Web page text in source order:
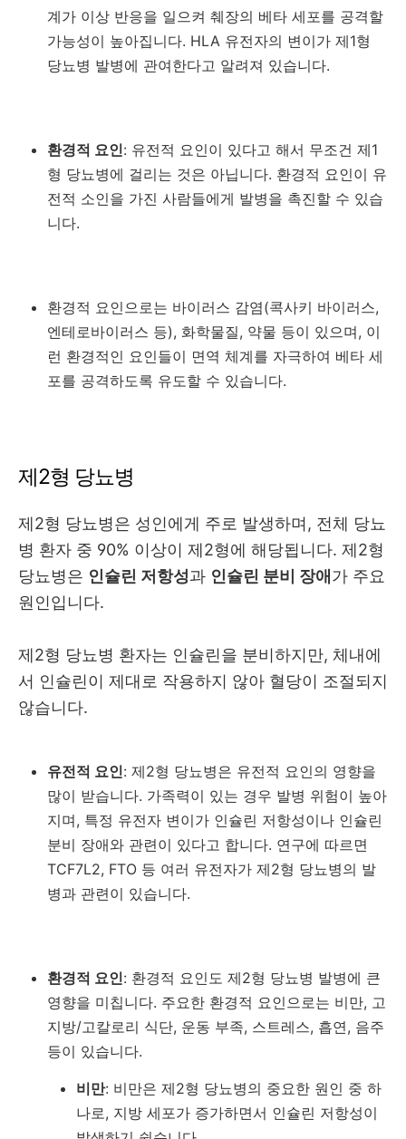
계가 이상 반응을 일으켜 췌장의 베타 세포를 공격할
가능성이 높아집니다. HLA 유전자의 변이가 제1형
당뇨병 발병에 관여한다고 알려져 있습니다.
환경적 요인: 유전적 요인이 있다고 해서 무조건 제1
형 당뇨병에 걸리는 것은 아닙니다. 환경적 요인이 유
전적 소인을 가진 사람들에게 발병을 촉진할 수 있습
니다.
환경적 요인으로는 바이러스 감염(콕사키 바이러스,
엔테로바이러스 등), 화학물질, 약물 등이 있으며, 이
런 환경적인 요인들이 면역 체계를 자극하여 베타 세
포를 공격하도록 유도할 수 있습니다.
제2형 당뇨병
제2형 당뇨병은 성인에게 주로 발생하며, 전체 당뇨
병 환자 중 90% 이상이 제2형에 해당됩니다. 제2형
당뇨병은 인슐린 저항성과 인슐린 분비 장애 가 주요
원인입니다.
제2형 당뇨병 환자는 인슐린을 분비하지만, 체내에
서 인슐린이 제대로 작용하지 않아 혈당이 조절되지
않습니다.
유전적 요인: 제2형 당뇨병은 유전적 요인의 영향을
많이 받습니다. 가족력이 있는 경우 발병 위험이 높아
지며, 특정 유전자 변이가 인슐린 저항성이나 인슐린
분비 장애와 관련이 있다고 합니다. 연구에 따르면
TCF7L2, FTO 등 여러 유전자가 제2형 당뇨병의 발
병과 관련이 있습니다.
환경적 요인: 환경적 요인도 제2형 당뇨병 발병에 큰
영향을 미칩니다. 주요한 환경적 요인으로는 비만, 고
지방/고칼로리 식단, 운동 부족, 스트레스, 흡연, 음주
등이 있습니다.
비만: 비만은 제2형 당뇨병의 중요한 원인 중 하
나로, 지방 세포가 증가하면서 인슐린 저항성이